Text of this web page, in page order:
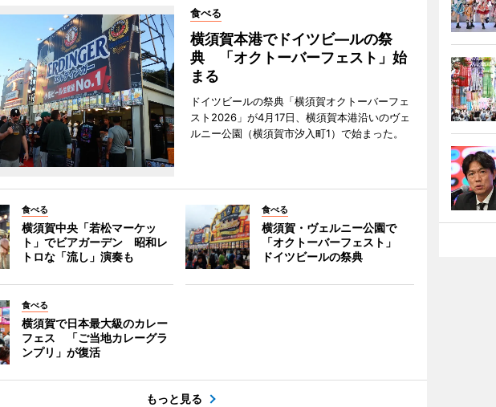
食べる
横須賀本港でドイツビ―ルの祭
典 「オクトーバーフェスト」始
まる
ドイツビールの祭典「横須賀オクトーバーフェ
スト2026」が4月17日、横須賀本港沿いのヴェ
ルニー公園（横須賀市汐入町1）で始まった。
食べる
横須賀中央「若松マーケッ
ト」でビアガーデン 昭和レ
トロな「流し」演奏も
食べる
横須賀・ヴェルニー公園で
「オクトーバーフェスト」
ドイツビールの祭典
食べる
横須賀で日本最大級のカレー
フェス 「ご当地カレーグラ
ンプリ」が復活
もっと見る